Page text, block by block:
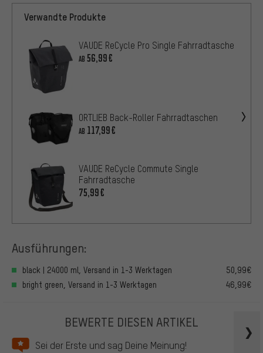
Verwandte Produkte
VAUDE ReCycle Pro Single Fahrradtasche
AB 56,99€
ORTLIEB Back-Roller Fahrradtaschen
AB 117,99€
VAUDE ReCycle Commute Single
Fahrradtasche
75,99€
Ausführungen:
black | 24000 ml, Versand in 1-3 Werktagen
50,99€
bright green, Versand in 1-3 Werktagen
46,99€
BEWERTE DIESEN ARTIKEL
Sei der Erste und sag Deine Meinung!